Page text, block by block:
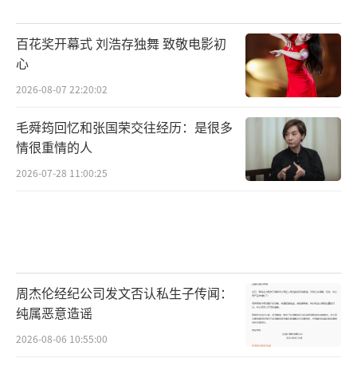
百花奖开幕式 刘浩存独舞 致敬电影初
心
2026-08-07 22:20:02
毛舜筠回忆和张国荣交往经历：是很多
情很重情的人
2026-07-28 11:00:25
周杰伦经纪公司发文否认私生子传闻：
纯属恶意造谣
2026-08-06 10:55:00